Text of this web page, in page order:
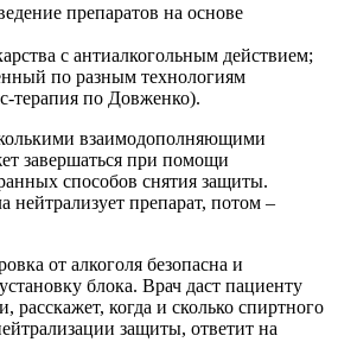
препаратов на основе
с антиалкогольным действием;
по разным технологиям
терапия по Довженко).
взаимодополняющими
завершаться при помощи
способов снятия защиты.
нейтрализует препарат, потом –
от алкоголя безопасна и
блока. Врач даст пациенту
расскажет, когда и сколько спиртного
защиты, ответит на